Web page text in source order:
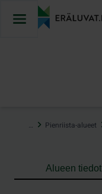
sisältöön
… Pienriista-alueet
Alueen tiedot